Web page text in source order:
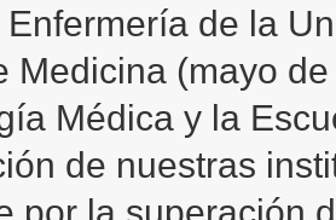
Enfermería de la
Medicina (mayo
Médica y la
de nuestras
por la superación